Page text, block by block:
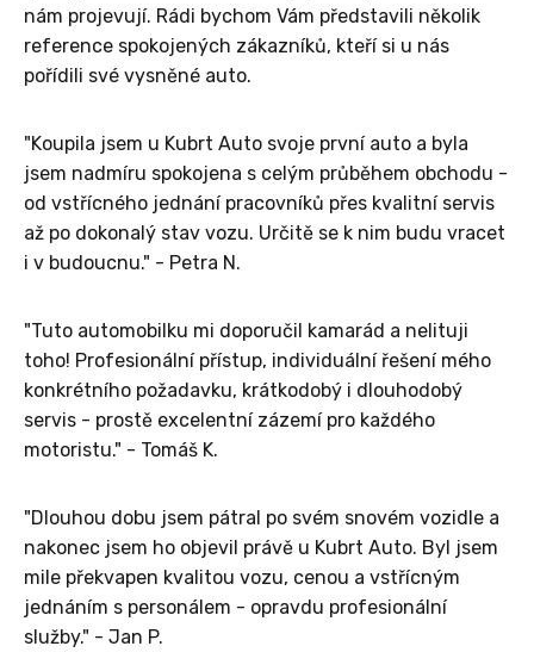
nám projevují. Rádi bychom Vám představili několik
reference spokojených zákazníků, kteří si u nás
pořídili své vysněné auto.
"Koupila jsem u Kubrt Auto svoje první auto a byla
jsem nadmíru spokojena s celým průběhem obchodu -
od vstřícného jednání pracovníků přes kvalitní servis
až po dokonalý stav vozu. Určitě se k nim budu vracet
i v budoucnu." - Petra N.
"Tuto automobilku mi doporučil kamarád a nelituji
toho! Profesionální přístup, individuální řešení mého
konkrétního požadavku, krátkodobý i dlouhodobý
servis - prostě excelentní zázemí pro každého
motoristu." - Tomáš K.
"Dlouhou dobu jsem pátral po svém snovém vozidle a
nakonec jsem ho objevil právě u Kubrt Auto. Byl jsem
mile překvapen kvalitou vozu, cenou a vstřícným
jednáním s personálem - opravdu profesionální
služby." - Jan P.